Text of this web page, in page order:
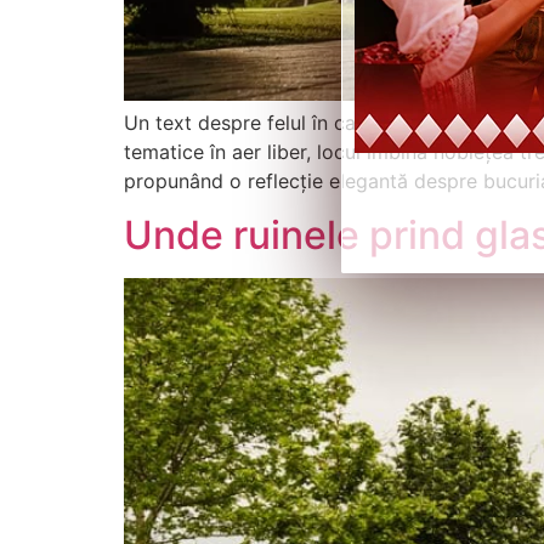
Un text despre felul în care Domeniile
tematice în aer liber, locul îmbină noblețea
propunând o reflecție elegantă despre
Unde ruinele prind